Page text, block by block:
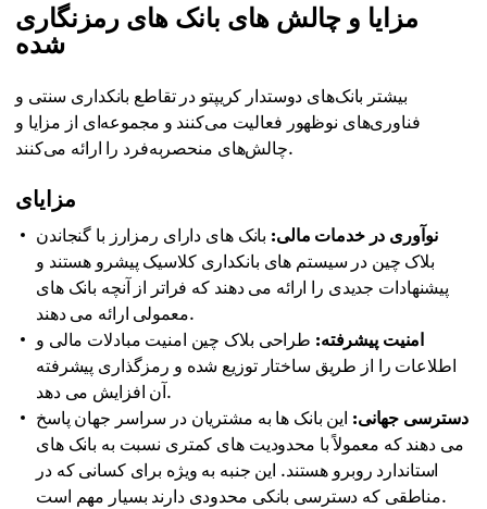
مزایا و چالش های بانک های رمزنگاری
شده
بیشتر بانک‌های دوستدار کریپتو در تقاطع بانکداری سنتی و
فناوری‌های نوظهور فعالیت می‌کنند و مجموعه‌ای از مزایا و
چالش‌های منحصربه‌فرد را ارائه می‌کنند.
مزایای
نوآوری در خدمات مالی: بانک های دارای رمزارز با گنجاندن
بلاک چین در سیستم های بانکداری کلاسیک پیشرو هستند و
پیشنهادات جدیدی را ارائه می دهند که فراتر از آنچه بانک های
معمولی ارائه می دهند.
امنیت پیشرفته: طراحی بلاک چین امنیت مبادلات مالی و
اطلاعات را از طریق ساختار توزیع شده و رمزگذاری پیشرفته
آن افزایش می دهد.
دسترسی جهانی: این بانک ها به مشتریان در سراسر جهان پاسخ
می دهند که معمولاً با محدودیت های کمتری نسبت به بانک های
استاندارد روبرو هستند. این جنبه به ویژه برای کسانی که در
مناطقی که دسترسی بانکی محدودی دارند بسیار مهم است.